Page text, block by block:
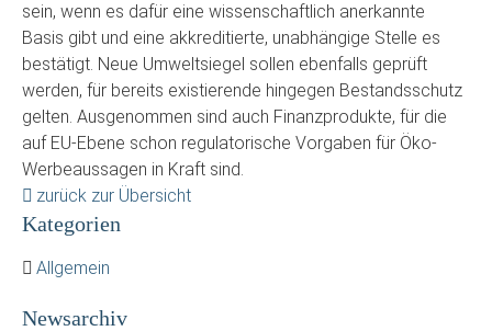
sein, wenn es dafür eine wissenschaftlich anerkannte
Basis gibt und eine akkreditierte, unabhängige Stelle es
bestätigt. Neue Umweltsiegel sollen ebenfalls geprüft
werden, für bereits existierende hingegen Bestandsschutz
gelten. Ausgenommen sind auch Finanzprodukte, für die
auf EU-Ebene schon regulatorische Vorgaben für Öko-
Werbeaussagen in Kraft sind.
zurück zur Übersicht
Kategorien
Allgemein
Newsarchiv